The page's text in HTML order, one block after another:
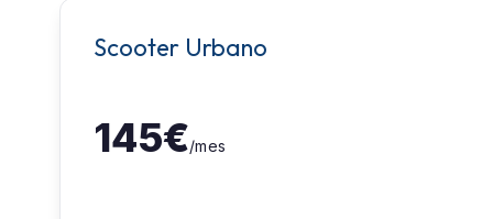
Scooter Urbano
145€/mes